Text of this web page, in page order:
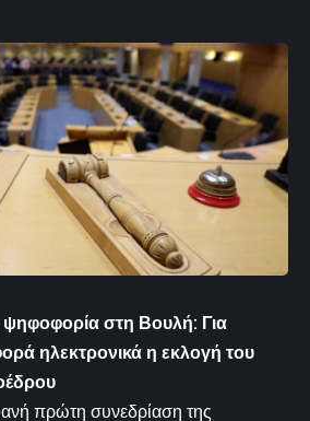
ψηφοφορία στη Βουλή: Για
ηλεκτρονικά η εκλογή του
πρώτη συνεδρίαση της